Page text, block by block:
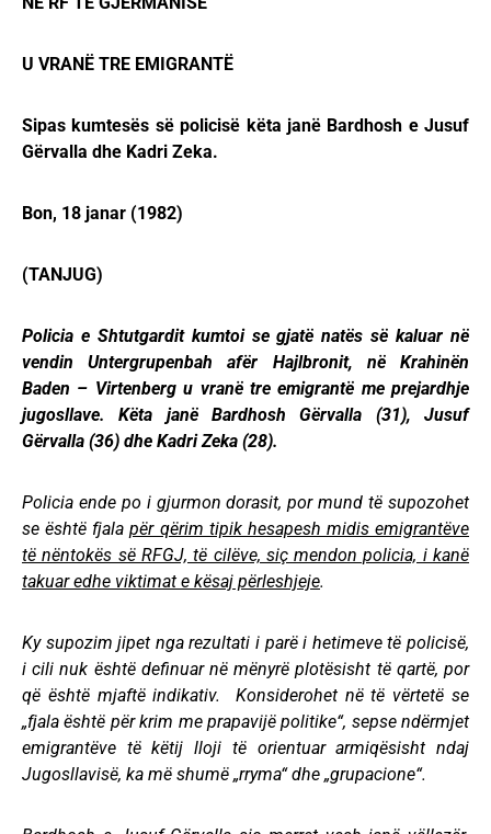
U VRANË TRE EMIGRANTË
Sipas kumtesës së policisë këta janë Bardhosh e Jusuf
Gërvalla dhe Kadri Zeka.
Bon, 18 janar (1982)
(TANJUG)
Policia e Shtutgardit kumtoi se gjatë natës së kaluar në
vendin Untergrupenbah afër Hajlbronit, në Krahinën
Baden – Virtenberg u vranë tre emigrantë me prejardhje
jugosllave. Këta janë Bardhosh Gërvalla (31), Jusuf
Gërvalla (36) dhe Kadri Zeka (28).
Policia ende po i gjurmon dorasit, por mund të supozohet
se është fjalapër qërim tipik hesapesh midis emigrantëve
të nëntokës së RFGJ, të cilëve, siç mendon policia, i kanë
takuar edhe viktimat e kësaj përleshjeje.
Ky supozim jipet nga rezultati i parë i hetimeve të policisë,
i cili nuk është definuar në mënyrë plotësisht të qartë, por
që është mjaftë indikativ. Konsiderohet në të vërtetë se
„fjala është për krim me prapavijë politike“, sepse ndërmjet
emigrantëve të këtij lloji të orientuar armiqësisht ndaj
Jugosllavisë, ka më shumë „rryma“ dhe „grupacione“.